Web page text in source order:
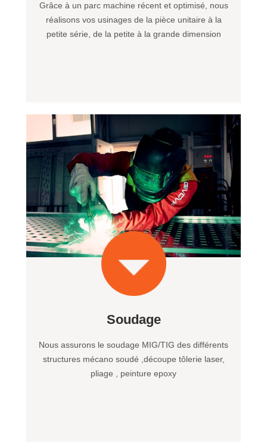
Grâce à un parc machine récent et optimisé, nous
réalisons vos usinages de la pièce unitaire à la
petite série, de la petite à la grande dimension
Soudage
Nous assurons le soudage MIG/TIG des différents
structures mécano soudé ,découpe tôlerie laser,
pliage , peinture epoxy